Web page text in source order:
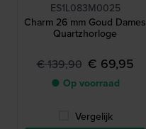
ES1L083M0025
Charm 26 mm Goud Dames
Quartzhorloge
€ 139,90 € 69,95
● Op voorraad
Vergelijk